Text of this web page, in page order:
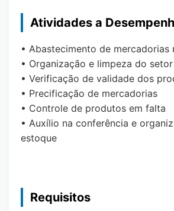
Atividades a
• Abastecimento de mercadorias
• Organização e limpeza do setor
• Verificação de validade dos
• Precificação de mercadorias
• Controle de produtos em falta
• Auxílio na conferência e
estoque
Requisitos